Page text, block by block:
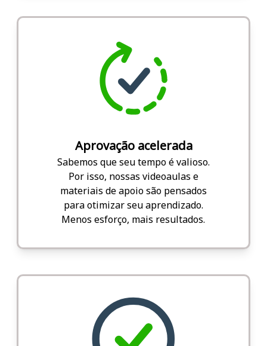
Aprovação acelerada
Sabemos que seu tempo é valioso.
Por isso, nossas videoaulas e
materiais de apoio são pensados
para otimizar seu aprendizado.
Menos esforço, mais resultados.